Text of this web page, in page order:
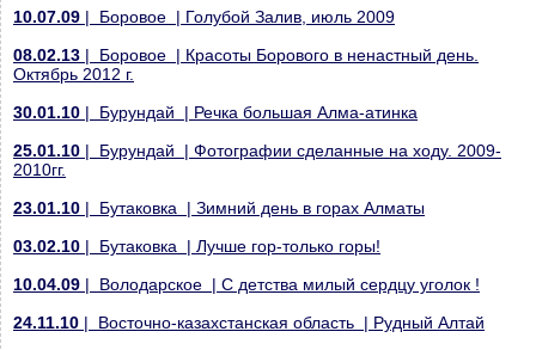
10.07.09 | Боровое | Голубой Залив, июль 2009
08.02.13 | Боровое | Красоты Борового в ненастный день.
Октябрь 2012 г.
30.01.10 | Бурундай | Речка большая Алма-атинка
25.01.10 | Бурундай | Фотографии сделанные на ходу. 2009-
2010гг.
23.01.10 | Бутаковка | Зимний день в горах Алматы
03.02.10 | Бутаковка | Лучше гор-только горы!
10.04.09 | Володарское | С детства милый сердцу уголок !
24.11.10 | Восточно-казахстанская область | Рудный Алтай